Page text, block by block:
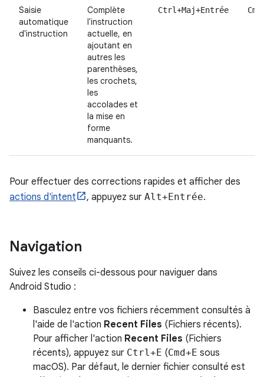
Saisie
automatique
d'instruction
Complète
l'instruction
actuelle, en
ajoutant en
autres les
parenthèses,
les crochets,
les
accolades et
la mise en
forme
manquants.
Ctrl+Maj+Entrée
Pour effectuer des corrections rapides et afficher des
actions d'intent
, appuyez sur Alt+Entrée.
Navigation
Suivez les conseils ci-dessous pour naviguer dans
Android Studio :
Basculez entre vos fichiers récemment consultés à
l'aide de l'action Recent Files (Fichiers récents).
Pour afficher l'action Recent Files (Fichiers
récents), appuyez sur Ctrl+E (Cmd+E sous
macOS). Par défaut, le dernier fichier consulté est